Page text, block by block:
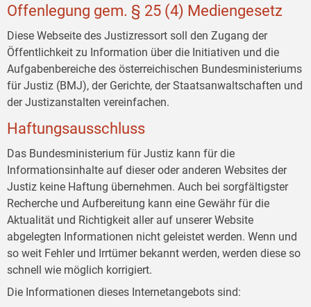
Offenlegung gem. § 25 (4) Mediengesetz
Diese Webseite des Justizressort soll den Zugang der
Öffentlichkeit zu Information über die Initiativen und die
Aufgabenbereiche des österreichischen Bundesministeriums
für Justiz (BMJ), der Gerichte, der Staatsanwaltschaften und
der Justizanstalten vereinfachen.
Haftungsausschluss
Das Bundesministerium für Justiz kann für die
Informationsinhalte auf dieser oder anderen Websites der
Justiz keine Haftung übernehmen. Auch bei sorgfältigster
Recherche und Aufbereitung kann eine Gewähr für die
Aktualität und Richtigkeit aller auf unserer Website
abgelegten Informationen nicht geleistet werden. Wenn und
so weit Fehler und Irrtümer bekannt werden, werden diese so
schnell wie möglich korrigiert.
Die Informationen dieses Internetangebots sind: